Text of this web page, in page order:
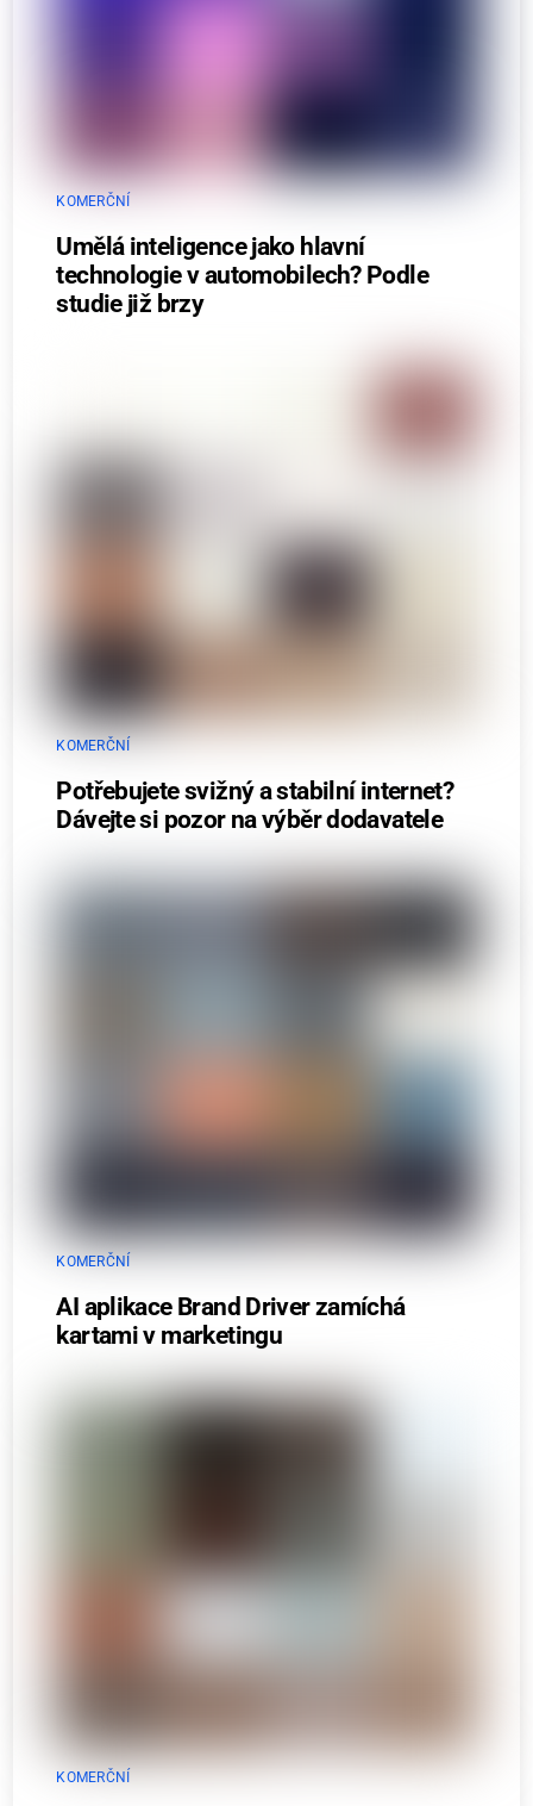
KOMERČNÍ
Umělá inteligence jako hlavní
technologie v automobilech? Podle
studie již brzy
KOMERČNÍ
Potřebujete svižný a stabilní internet?
Dávejte si pozor na výběr dodavatele
KOMERČNÍ
AI aplikace Brand Driver zamíchá
kartami v marketingu
KOMERČNÍ